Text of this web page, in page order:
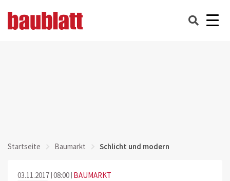
Startseite Baumarkt Schlicht und modern
03.11.2017 08:00 BAUMARKT